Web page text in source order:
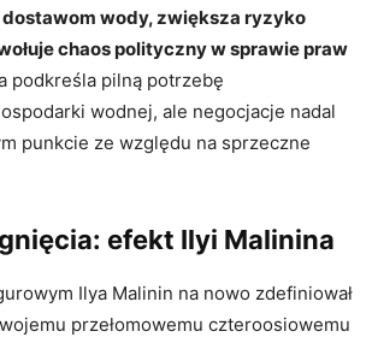
wody, zwiększa ryzyko
chaos polityczny w sprawie praw
podkreśla pilną potrzebę
wodnej, ale negocjacje nadal
punkcie ze względu na sprzeczne
efekt Ilyi Malinina
Ilya Malinin na nowo zdefiniował
przełomowemu czteroosiowemu